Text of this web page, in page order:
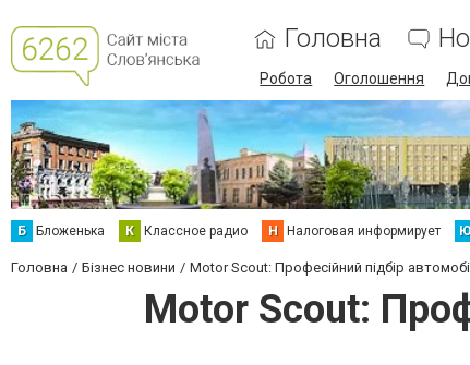
Головна
Робота Оголошення
Б Бложенька К Классное радио Н Налоговая информирует
Головна Бізнес новини Motor Scout: Професійний підбір
Motor Scout: